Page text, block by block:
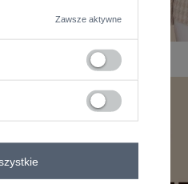
Zawsze aktywne